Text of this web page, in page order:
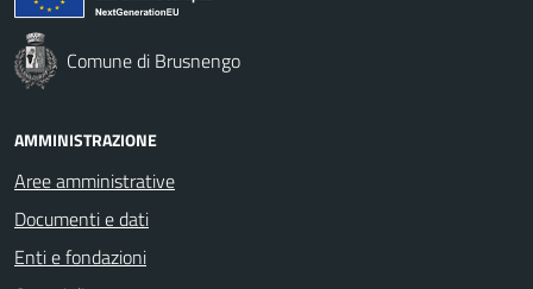
Comune di Brusnengo
AMMINISTRAZIONE
Aree amministrative
Documenti e dati
Enti e fondazioni